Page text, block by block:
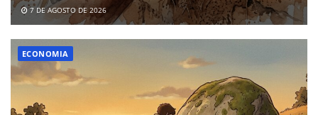
7 DE AGOSTO DE 2026
ECONOMIA